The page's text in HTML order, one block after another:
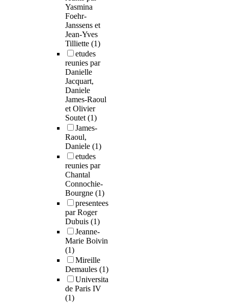
Yasmina
Foehr-
Janssens et
Jean-Yves
Tilliette (1)
etudes
reunies par
Danielle
Jacquart,
Daniele
James-Raoul
et Olivier
Soutet(1)
James-
Raoul,
Daniele (1)
etudes
reunies par
Chantal
Connochie-
Bourgne (1)
presentees
par Roger
Dubuis (1)
Jeanne-
Marie Boivin
(1)
Mireille
Demaules (1)
Universita
de Paris IV
(1)